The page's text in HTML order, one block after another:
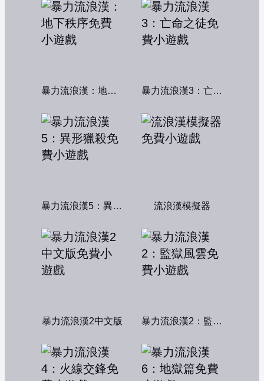
暴力流浪漢：地下秩序 暴力流浪漢3：亡命之徒
暴力流浪漢5：異形獵殺 流浪漢模擬器
暴力流浪漢2中文版 暴力流浪漢2：監獄風雲